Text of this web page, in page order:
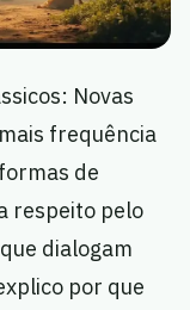
Novas
frequência
de
respeito pelo
dialogam
por que